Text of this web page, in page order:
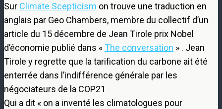
Sur Climate Scepticism on trouve une traduction en
anglais par Geo Chambers, membre du collectif d’un
article du 15 décembre de Jean Tirole prix Nobel
d’économie publié dans « The conversation » . Jean
Tirole y regrette que la tarification du carbone ait été
enterrée dans l’indifférence générale par les
négociateurs de la COP21
Qui a dit « on a inventé les climatologues pour